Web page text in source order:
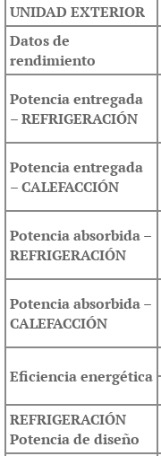
UNIDAD EXTERIOR
Datos de
rendimiento
Potencia entregada
– REFRIGERACIÓN
Potencia entregada
– CALEFACCIÓN
Potencia absorbida –
REFRIGERACIÓN
Potencia absorbida –
CALEFACCIÓN
Eficiencia energética
REFRIGERACIÓN
Potencia de diseño